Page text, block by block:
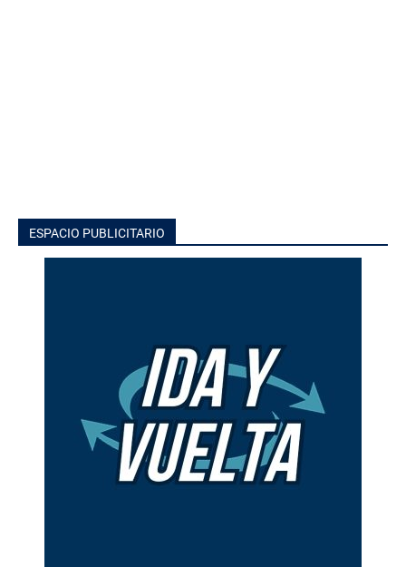
ESPACIO PUBLICITARIO